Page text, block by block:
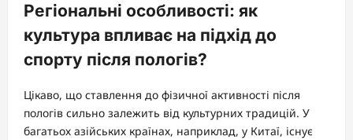
Регіональні особливості: як
культура впливає на підхід до
спорту після пологів?
Цікаво, що ставлення до фізичної активності після
пологів сильно залежить від культурних традицій. У
багатьох азійських країнах, наприклад, у Китаї, існує